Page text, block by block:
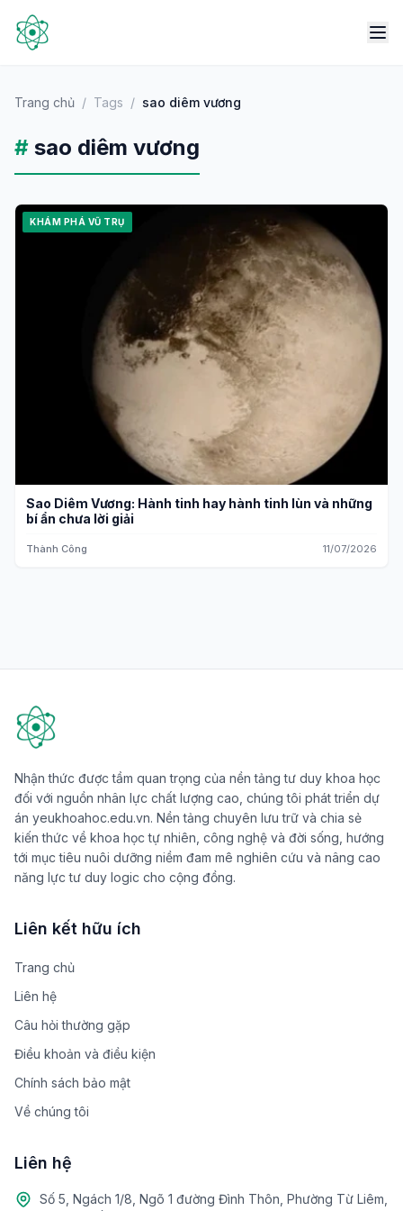
Trang chủ / Tags / sao diêm vương
# sao diêm vương
KHÁM PHÁ VŨ TRỤ
Sao Diêm Vương: Hành tinh hay hành tinh lùn và những
bí ẩn chưa lời giải
Thành Công 11/07/2026
Nhận thức được tầm quan trọng của nền tảng tư duy khoa học
đối với nguồn nhân lực chất lượng cao, chúng tôi phát triển dự
án yeukhoahoc.edu.vn. Nền tảng chuyên lưu trữ và chia sẻ
kiến thức về khoa học tự nhiên, công nghệ và đời sống, hướng
tới mục tiêu nuôi dưỡng niềm đam mê nghiên cứu và nâng cao
năng lực tư duy logic cho cộng đồng.
Liên kết hữu ích
Trang chủ
Liên hệ
Câu hỏi thường gặp
Điều khoản và điều kiện
Chính sách bảo mật
Về chúng tôi
Liên hệ
Số 5, Ngách 1/8, Ngõ 1 đường Đình Thôn, Phường Từ Liêm,